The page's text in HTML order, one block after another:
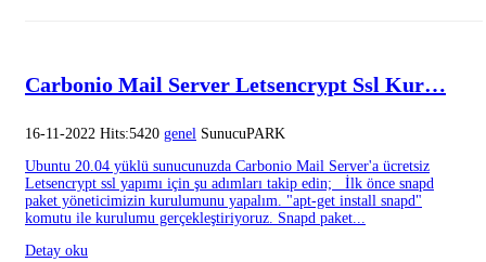
Carbonio Mail Server Letsencrypt Ssl Kur…
16-11-2022 Hits:5420 genel SunucuPARK
Ubuntu 20.04 yüklü sunucunuzda Carbonio Mail Server'a ücretsiz
Letsencrypt ssl yapımı için şu adımları takip edin; İlk önce snapd
paket yöneticimizin kurulumunu yapalım. "apt-get install snapd"
komutu ile kurulumu gerçekleştiriyoruz. Snapd paket...
Detay oku